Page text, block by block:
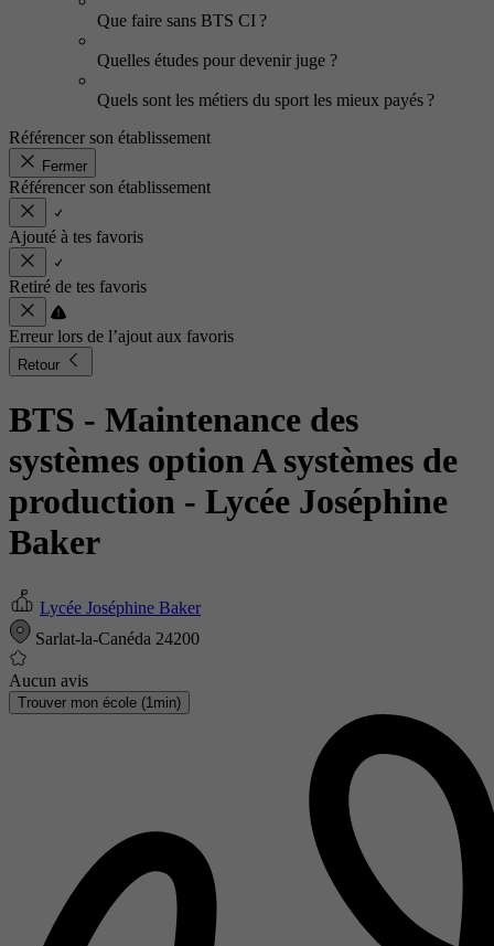
Que faire sans BTS CI ?
Quelles études pour devenir juge ?
Quels sont les métiers du sport les mieux payés ?
Référencer son établissement
Fermer
Référencer son établissement
Ajouté à tes favoris
Retiré de tes favoris
Erreur lors de l’ajout aux favoris
Retour
BTS - Maintenance des
systèmes option A systèmes de
production - Lycée Joséphine
Baker
Lycée Joséphine Baker
Sarlat-la-Canéda 24200
Aucun avis
Trouver mon école (1min)